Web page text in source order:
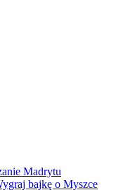
Madrytu
bajkę o Myszce